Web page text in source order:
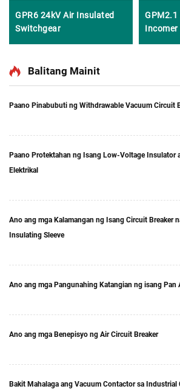
GPR6 24kV Air Insulated
Switchgear
GPM2.1
Incomer
Balitang Mainit
Paano Pinabubuti ng Withdrawable Vacuum Circuit
Paano Protektahan ng Isang Low-Voltage Insulator
Elektrikal
Ano ang mga Kalamangan ng Isang Circuit Breaker
Insulating Sleeve
Ano ang mga Pangunahing Katangian ng isang Pan
Ano ang mga Benepisyo ng Air Circuit Breaker
Bakit Mahalaga ang Vacuum Contactor sa Industrial